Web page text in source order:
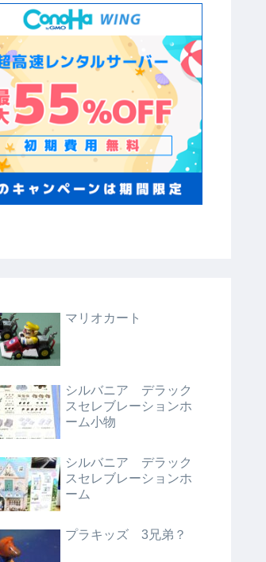
マリオカート
シルバニア デラック
スセレブレーションホ
ーム小物
シルバニア デラック
スセレブレーションホ
ーム
プラキッズ 3兄弟？